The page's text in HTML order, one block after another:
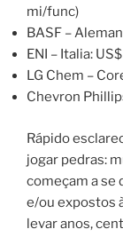
mi/func)
BASF –
ENI – Italia:
LG Chem –
Chevron
Rápido
jogar pedras:
começam a se
e/ou expostos
levar anos,